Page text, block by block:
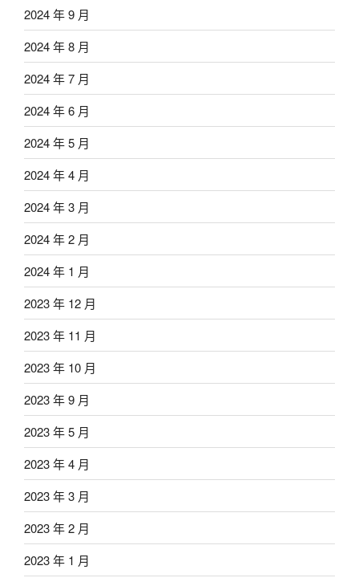
2024 年 9 月
2024 年 8 月
2024 年 7 月
2024 年 6 月
2024 年 5 月
2024 年 4 月
2024 年 3 月
2024 年 2 月
2024 年 1 月
2023 年 12 月
2023 年 11 月
2023 年 10 月
2023 年 9 月
2023 年 5 月
2023 年 4 月
2023 年 3 月
2023 年 2 月
2023 年 1 月